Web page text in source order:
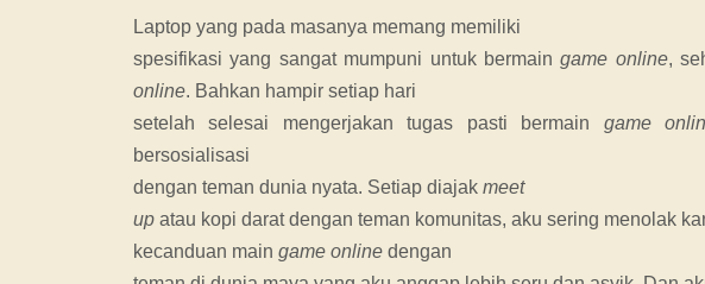
Laptop yang pada masanya memang memiliki
spesifikasi yang sangat mumpuni untuk bermaingame online,
online. Bahkan hampir setiap hari
setelah selesai mengerjakan tugas pasti bermain game
bersosialisasi
dengan teman dunia nyata. Setiap diajak meet
up atau kopi darat dengan teman komunitas, aku sering menolak
kecanduan main game online dengan